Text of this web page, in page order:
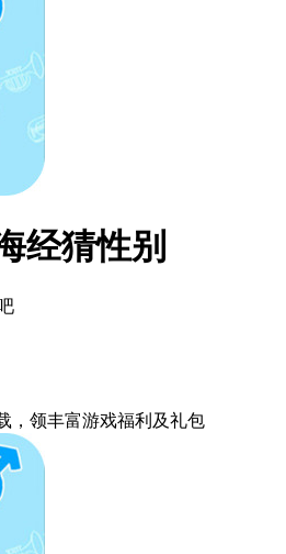
经猜性别
，领丰富游戏福利 及礼包